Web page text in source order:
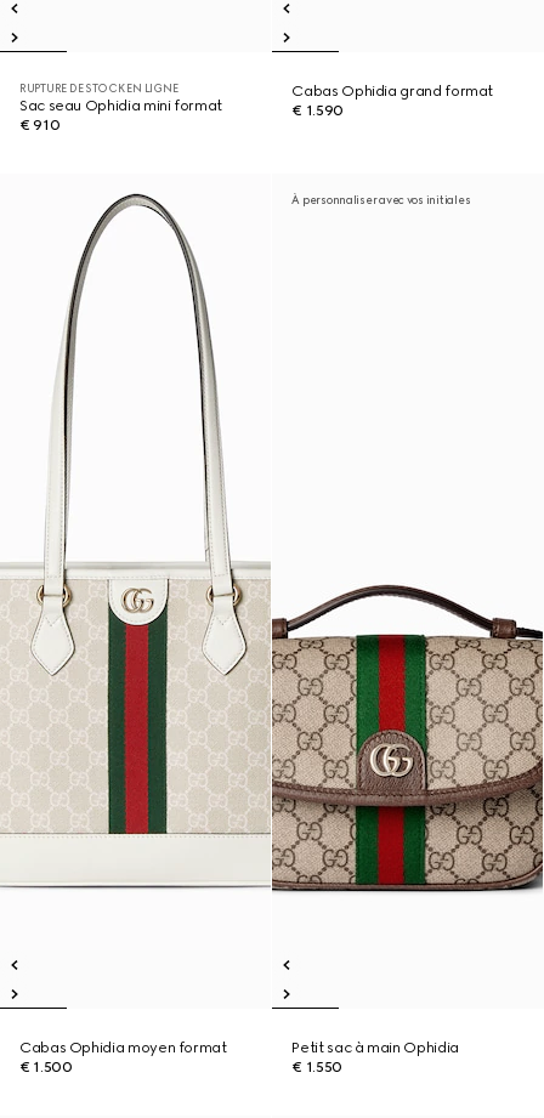
RUPTURE DE STOCK EN LIGNE
Sac seau Ophidia mini format
€ 910
Cabas Ophidia grand format
€ 1.590
Cabas Ophidia moyen format
€ 1.500
À personnaliser avec vos initiales
Petit sac à main Ophidia
€ 1.550